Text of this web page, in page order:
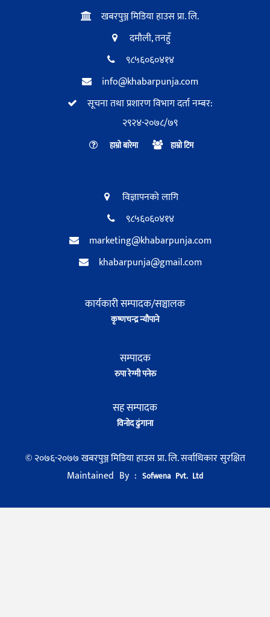
खबरपुञ्ज मिडिया हाउस प्रा. लि.
दमौली, तनहुँ
९८५६०६०४१४
info@khabarpunja.com
सूचना तथा प्रशारण विभाग दर्ता नम्बर:
२९२४-२०७८/७९
हाम्रो बारेमा हाम्रो टिम
विज्ञापनको लागि
९८५६०६०४१४
marketing@khabarpunja.com
khabarpunja@gmail.com
कार्यकारी सम्पादक/सञ्चालक
कृष्णचन्द्र न्यौपाने
सम्पादक
रुपा रेग्मी पनेरु
सह सम्पादक
विनोद ढुंगाना
© २०७६-२०७७ खबरपुञ्ज मिडिया हाउस प्रा. लि. सर्वाधिकार सुरक्षित
Maintained By : Sofwena Pvt. Ltd